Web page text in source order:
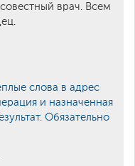
врач. Всем
слова в адрес
и назначенная
Обязательно